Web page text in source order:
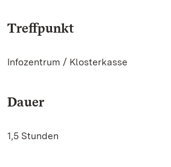
Treffpunkt
Infozentrum / Klosterkasse
Dauer
1,5 Stunden